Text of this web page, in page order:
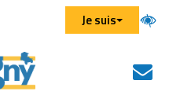
Aller à la recherche
Je suis